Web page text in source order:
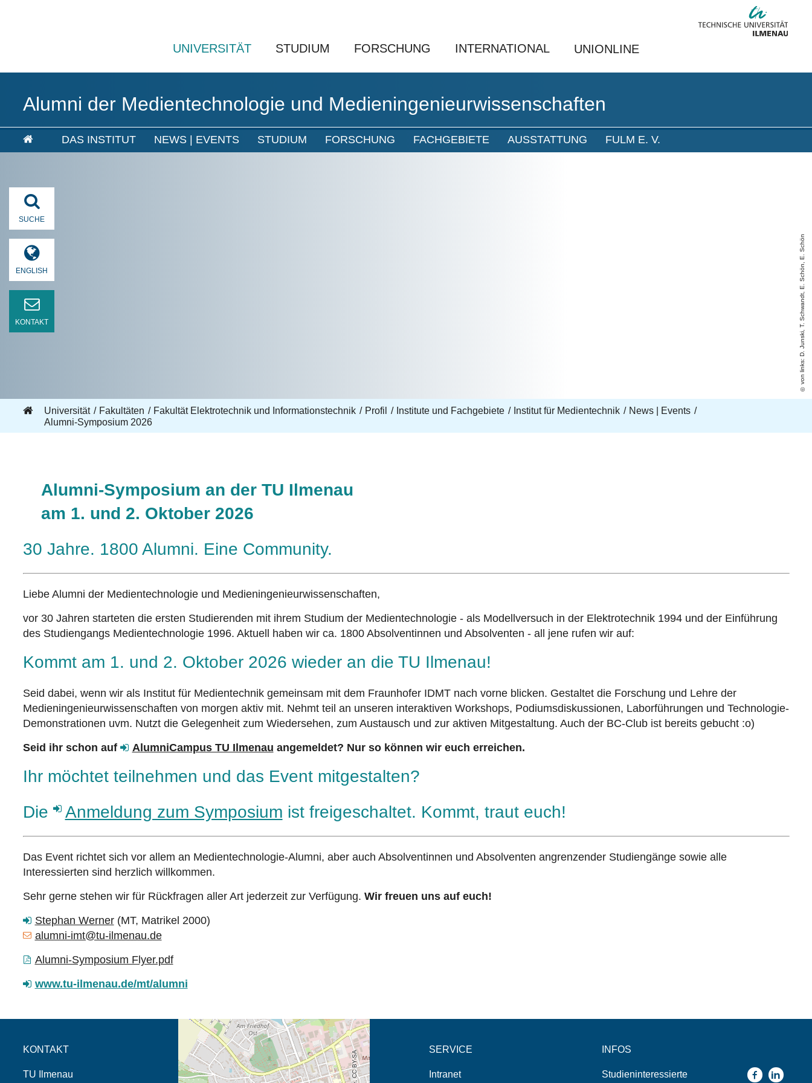
UNIVERSITÄT STUDIUM FORSCHUNG INTERNATIONAL UNIONLINE
Alumni der Medientechnologie und Medieningenieurwissenschaften
DAS INSTITUT NEWS | EVENTS STUDIUM FORSCHUNG FACHGEBIETE AUSSTATTUNG FULM E. V.
von links: D. Junski, T. Schwandt, E. Schön, E. Schön
SUCHE
ENGLISH
KONTAKT
Universität Fakultäten Fakultät Elektrotechnik und Informationstechnik Profil Institute und Fachgebiete Institut für Medientechnik
News | Events
Alumni-Symposium 2026
Alumni-Symposium an der TU Ilmenau
am 1. und 2. Oktober 2026
30 Jahre. 1800 Alumni. Eine Community.
Liebe Alumni der Medientechnologie und Medieningenieurwissenschaften,
vor 30 Jahren starteten die ersten Studierenden mit ihrem Studium der Medientechnologie - als Modellversuch in der Elektrotechnik 1994 und der Einführung
des Studiengangs Medientechnologie 1996. Aktuell haben wir ca. 1800 Absolventinnen und Absolventen - all jene rufen wir auf:
Kommt am 1. und 2. Oktober 2026 wieder an die TU Ilmenau!
Seid dabei, wenn wir alsInstitut für Medientechnik gemeinsam mit dem Fraunhofer IDMT nach vorne blicken. Gestaltet die Forschung und Lehre der
Medieningenieurwissenschaften von morgen aktiv mit. Nehmt teil an unseren interaktiven Workshops, Podiumsdiskussionen, Laborführungen und Technologie-
Demonstrationen uvm. Nutzt die Gelegenheit zum Wiedersehen, zum Austausch und zur aktiven Mitgestaltung. Auch der BC-Club ist bereits gebucht :o)
Seid ihr schon auf AlumniCampus TU Ilmenau angemeldet? Nur so können wir euch erreichen.
Ihr möchtet teilnehmen und das Event mitgestalten?
Die
Anmeldung zum Symposium ist freigeschaltet. Kommt, traut euch!
Das Event richtet sich vor allem an Medientechnologie-Alumni, aber auch Absolventinnen und Absolventen angrenzender Studiengänge sowie alle
Interessierten sind herzlich willkommen.
Sehr gerne stehen wir für Rückfragen aller Art jederzeit zur Verfügung. Wir freuen uns auf euch!
Stephan Werner(MT, Matrikel 2000)
alumni-imt@tu-ilmenau.de
Alumni-Symposium Flyer.pdf
www.tu-ilmenau.de/mt/alumni
KONTAKT
TU Ilmenau
Öffnet die Anfahrtsbeschreibung in neuem
Tab (Karte)
SERVICE
Intranet
INFOS
Studieninteressierte